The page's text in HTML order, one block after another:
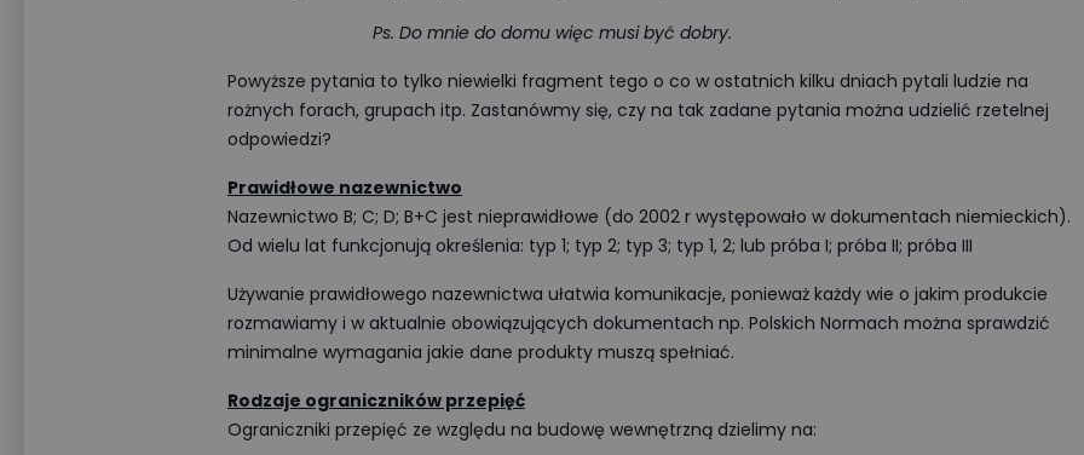
Ps. Do mnie do domu więc musi być dobry.
Powyższe pytania to tylko niewielki fragment tego o co w ostatnich kilku dniach pytali ludzie na
rożnych forach, grupach itp. Zastanówmy się, czy na tak zadane pytania można udzielić rzetelnej
odpowiedzi?
Prawidłowe nazewnictwo
Nazewnictwo B; C; D; B+C jest nieprawidłowe (do 2002 r występowało w dokumentach niemieckich).
Od wielu lat funkcjonują określenia: typ 1; typ 2; typ 3; typ 1, 2; lub próba I; próba II; próba III
Używanie prawidłowego nazewnictwa ułatwia komunikacje, ponieważ każdy wie o jakim produkcie
rozmawiamy i w aktualnie obowiązujących dokumentach np. Polskich Normach można sprawdzić
minimalne wymagania jakie dane produkty muszą spełniać.
Rodzaje ograniczników przepięć
Ograniczniki przepięć ze względu na budowę wewnętrzną dzielimy na: